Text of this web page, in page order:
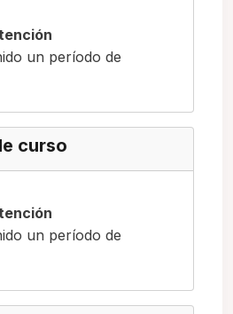
un período de
curso
un período de